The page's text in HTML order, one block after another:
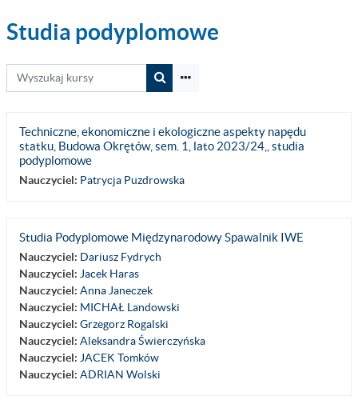
Studia podyplomowe
Wyszukaj kursy
Wyszukaj kursy
Techniczne, ekonomiczne i ekologiczne aspekty napędu
statku, Budowa Okrętów, sem. 1, lato 2023/24,, studia
podyplomowe
Nauczyciel: Patrycja Puzdrowska
Studia Podyplomowe Międzynarodowy Spawalnik IWE
Nauczyciel: Dariusz Fydrych
Nauczyciel: Jacek Haras
Nauczyciel: Anna Janeczek
Nauczyciel: MICHAŁ Landowski
Nauczyciel: Grzegorz Rogalski
Nauczyciel: Aleksandra Świerczyńska
Nauczyciel: JACEK Tomków
Nauczyciel: ADRIAN Wolski